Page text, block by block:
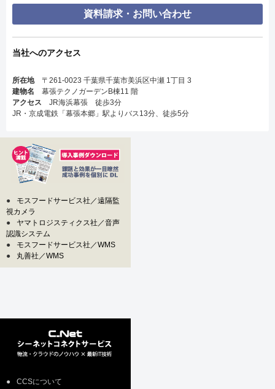
資料請求・お問い合わせ
当社へのアクセス
所在地〒261-0023 千葉県千葉市美浜区中瀬 1丁目 3
建物名 幕張テクノガーデンB棟11 階
アクセス JR海浜幕張 徒歩3分
JR・京成電鉄「幕張本郷」駅よりバス13分、徒歩5分
●
モスフードサービス社／遠隔監
視カメラ
●
ヤマトロジスティクス社／音声
認識システム
●
モスフードサービス社／WMS
●
丸善社／WMS
●
CCSについて